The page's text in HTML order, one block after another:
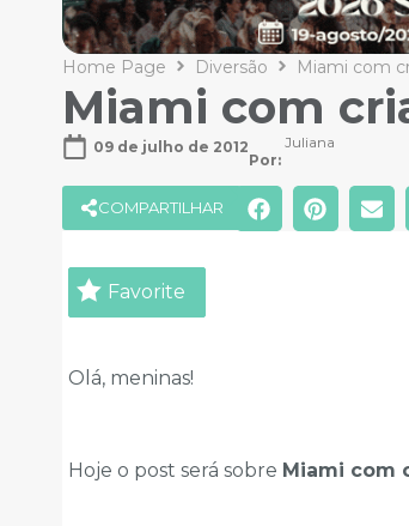
Home Page Diversão Miami com
Miami com
09 de julho de 2012
Por:
Juliana
COMPARTILHAR
Favorite
Olá, meninas!
Hoje o post será sobre Miami com